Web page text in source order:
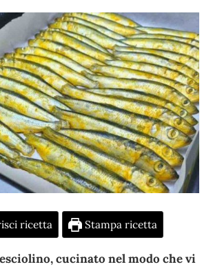
ricetta Stampa ricetta
cucinato nel modo che vi